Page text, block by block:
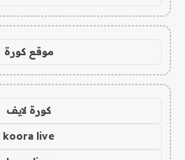
موقع كورة
كورة لايف
koora live